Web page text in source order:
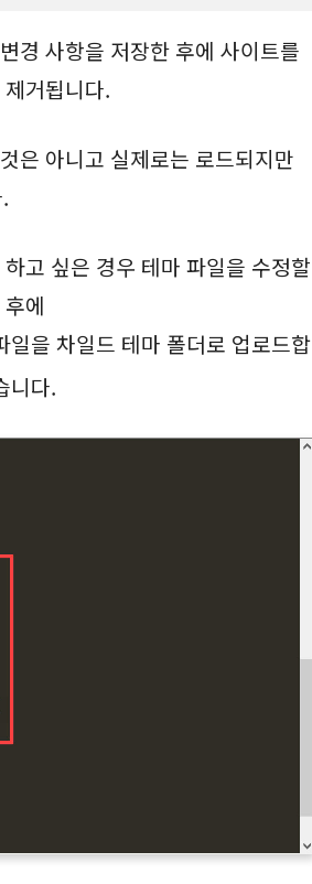
경 사항을 저장한 후에 사이트를
거됩니다.
은 아니고 실제로는 로드되지만
고 싶은 경우 테마 파일을 수정할
에
일을 차일드 테마 폴더로 업로드합
니다.